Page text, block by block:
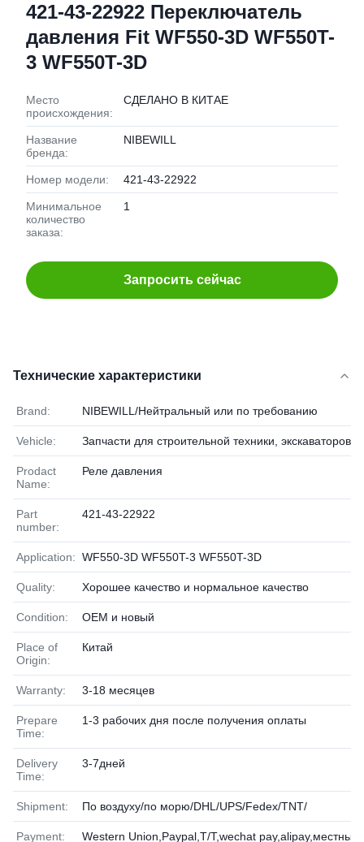
421-43-22922 Переключатель
давления Fit WF550-3D WF550T-
3 WF550T-3D
Место
происхождения:
СДЕЛАНО В КИТАЕ
Название
бренда:
NIBEWILL
Номер модели: 421-43-22922
Минимальное
количество
заказа:
1
Запросить сейчас
Технические характеристики
Brand: NIBEWILL/Нейтральный или по требованию
Vehicle: Запчасти для строительной техники, экскаваторов
Prodact
Name:
Реле давления
Part
number:
421-43-22922
Application: WF550-3D WF550T-3 WF550T-3D
Quality: Хорошее качество и нормальное качество
Condition: OEM и новый
Place of
Origin:
Китай
Warranty: 3-18 месяцев
Prepare
Time:
1-3 рабочих дня после получения оплаты
Delivery
Time:
3-7дней
Shipment: По воздуху/по морю/DHL/UPS/Fedex/TNT/
Payment: Western Union,Paypal,T/T,wechat pay,alipay,местные